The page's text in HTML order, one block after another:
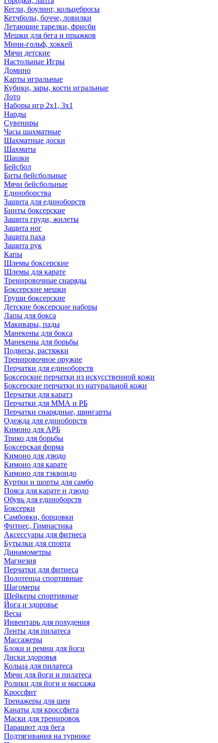
Кегли, боулинг, кольцебросы
Кетчболы, бочче, ловилки
Летающие тарелки, фрисби
Мешки для бега и прыжков
Мини-гольф, хоккей
Мячи детские
Настольные Игры
Домино
Карты игральные
Кубики, зары, кости игральные
Лото
Наборы игр 2х1, 3х1
Нарды
Сувениры
Часы шахматные
Шахматные доски
Шахматы
Шашки
Бейсбол
Биты бейсбольные
Мячи бейсбольные
Единоборства
Защита для единоборств
Бинты боксерские
Защита груди, жилеты
Защита ног
Защита паха
Защита рук
Капы
Шлемы боксерские
Шлемы для карате
Тренировочные снаряды
Боксерские мешки
Груши боксерские
Детские боксерские наборы
Лапы для бокса
Макивары, пады
Манекены для бокса
Манекены для борьбы
Подвесы, растяжки
Тренировочное оружие
Перчатки для единоборств
Боксерские перчатки из искусственной кожи
Боксерские перчатки из натуральной кожи
Перчатки для каратэ
Перчатки для ММА и РБ
Перчатки снарядные, шингарты
Одежда для единоборств
Кимоно для АРБ
Трико для борьбы
Боксерская форма
Кимоно для дзюдо
Кимоно для карате
Кимоно для тэквондо
Куртки и шорты для самбо
Пояса для карате и дзюдо
Обувь для единоборств
Боксерки
Самбовки, борцовки
Фитнес, Гимнастика
Аксессуары для фитнеса
Бутылки для спорта
Динамометры
Магнезия
Перчатки для фитнеса
Полотенца спортивные
Шагомеры
Шейкеры спортивные
Йога и здоровье
Весы
Инвентарь для похудения
Ленты для пилатеса
Массажеры
Блоки и ремни для йоги
Диски здоровья
Кольца для пилатеса
Мячи для йоги и пилатеса
Ролики для йоги и массажа
Кроссфит
Тренажеры для шеи
Канаты для кроссфита
Маски для тренировок
Парашют для бега
Подтягивания на турнике